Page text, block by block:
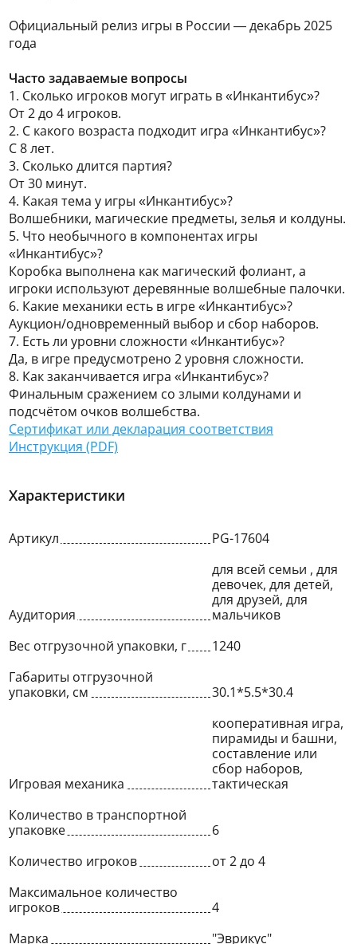
Официальный релиз игры в России — декабрь 2025
года
Часто задаваемые вопросы
1. Сколько игроков могут играть в «Инкантибус»?
От 2 до 4 игроков.
2. С какого возраста подходит игра «Инкантибус»?
С 8 лет.
3. Сколько длится партия?
От 30 минут.
4. Какая тема у игры «Инкантибус»?
Волшебники, магические предметы, зелья и колдуны.
5. Что необычного в компонентах игры
«Инкантибус»?
Коробка выполнена как магический фолиант, а
игроки используют деревянные волшебные палочки.
6. Какие механики есть в игре «Инкантибус»?
Аукцион/одновременный выбор и сбор наборов.
7. Есть ли уровни сложности «Инкантибус»?
Да, в игре предусмотрено 2 уровня сложности.
8. Как заканчивается игра «Инкантибус»?
Финальным сражением со злыми колдунами и
подсчётом очков волшебства.
Сертификат или декларация соответствия
Инструкция (PDF)
Характеристики
Артикул PG-17604
Аудитория
для всей семьи , для
девочек, для детей,
для друзей, для
мальчиков
Вес отгрузочной упаковки, г
1240
Габариты отгрузочной
упаковки, см
30.1*5.5*30.4
Игровая механика
кооперативная игра,
пирамиды и башни,
составление или
сбор наборов,
тактическая
Количество в транспортной
упаковке
6
Количество игроков
от 2 до 4
Максимальное количество
игроков
4
Марка
"Эврикус"